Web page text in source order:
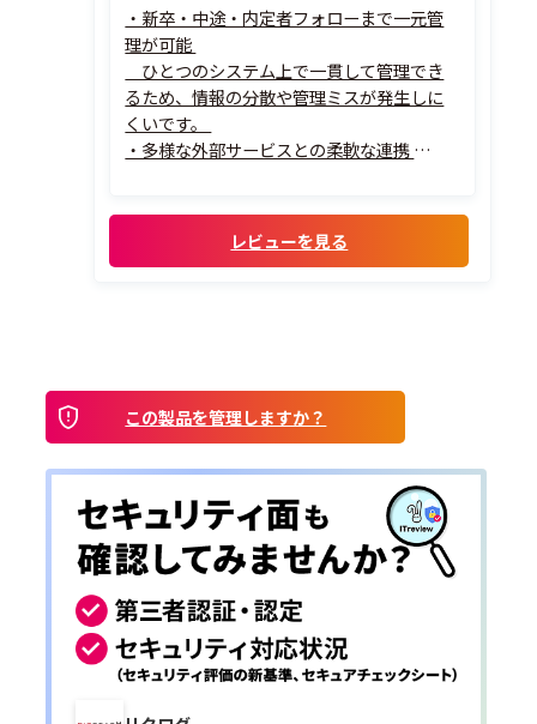
・新卒・中途・内定者フォローまで一元管
理が可能
ひとつのシステム上で一貫して管理でき
るため、情報の分散や管理ミスが発生しに
くいです。
・多様な外部サービスとの柔軟な連携
・自社の採用フローに応じた柔軟なカスタ
レビューを見る
この製品を管理しますか？